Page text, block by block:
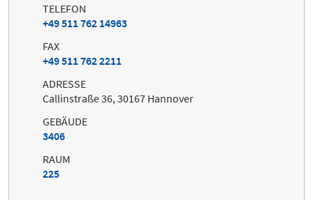
TELEFON
+49 511 762 14963
FAX
+49 511 762 2211
ADRESSE
Callinstraße 36, 30167 Hannover
GEBÄUDE
3406
RAUM
225